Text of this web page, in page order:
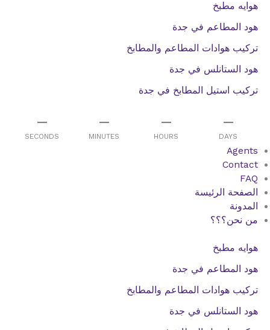
هوايه مطبخ
هود المطاعم في جدة
تركيب هوادات المطاعم والمطابخ
هود الستانلس في جدة
تركيب استيل المطابخ في جدة
–
DAYS
–
HOURS
–
MINUTES
–
SECONDS
Agents
Contact
FAQ
الصفحة الرئيسة
المدونة
من نحن؟؟؟
هوايه مطبخ
هود المطاعم في جدة
تركيب هوادات المطاعم والمطابخ
هود الستانلس في جدة